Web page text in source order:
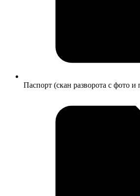
Паспорт (скан разворота с фото и